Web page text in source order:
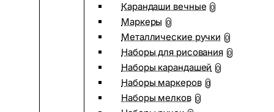
Карандаши вечные 0
Маркеры 0
Металлические ручки 0
Наборы для рисования 0
Наборы карандашей 0
Наборы маркеров 0
Наборы мелков 0